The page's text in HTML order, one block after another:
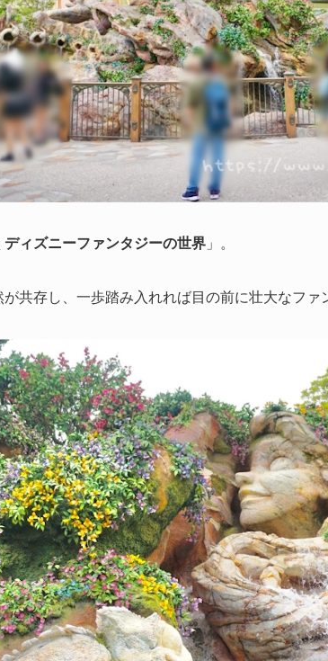
ディズニーファンタジーの世界 」。
共存し、一歩踏み入れれば目の前に壮大なファ